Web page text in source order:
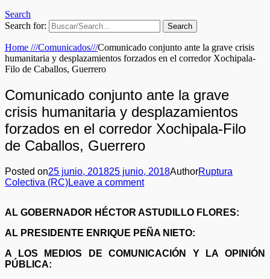
Search
Search for:
Home ///Comunicados///Comunicado conjunto ante la grave crisis
humanitaria y desplazamientos forzados en el corredor Xochipala-
Filo de Caballos, Guerrero
Comunicado conjunto ante la grave
crisis humanitaria y desplazamientos
forzados en el corredor Xochipala-Filo
de Caballos, Guerrero
Posted on25 junio, 201825 junio, 2018AuthorRuptura
Colectiva (RC)Leave a comment
AL GOBERNADOR HÉCTOR ASTUDILLO FLORES:
AL PRESIDENTE ENRIQUE PEÑA NIETO:
A LOS MEDIOS DE COMUNICACIÓN Y LA OPINIÓN
PÚBLICA: